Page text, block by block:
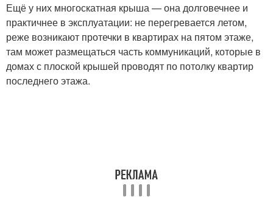
Ещё у них многоскатная крыша — она долговечнее и
практичнее в эксплуатации: не перегревается летом,
реже возникают протечки в квартирах на пятом этаже,
там может размещаться часть коммуникаций, которые в
домах с плоской крышей проводят по потолку квартир
последнего этажа.